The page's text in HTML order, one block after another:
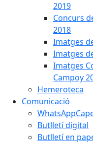
2019
Concurs
2018
Imatges
Imatges
Imatges
Campoy
Hemeroteca
Comunicació
Butlletí digital
Butlletí en